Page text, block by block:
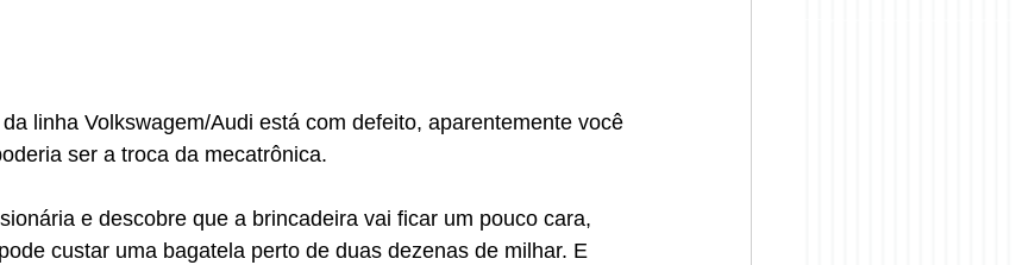
linha Volkswagem/Audi está com defeito, aparentemente você
ser a troca da mecatrônica.
e descobre que a brincadeira vai ficar um pouco cara,
custar uma bagatela perto de duas dezenas de milhar. E